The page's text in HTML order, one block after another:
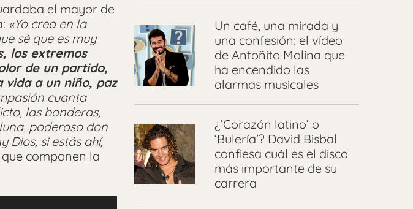
el mayor de
«Yo creo en la
sé que es muy
los extremos
de un partido,
vida a un niño, paz
cuanta
las banderas,
poderoso don
Dios, si estás ahí,
componen la
Un café, una mirada y
una confesión: el vídeo
de Antoñito Molina que
ha encendido las
alarmas musicales
¿’Corazón latino’ o
‘Bulería’? David Bisbal
confiesa cuál es el disco
más importante de su
carrera